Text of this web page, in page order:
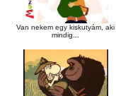
Van nekem egy kiskutyám, aki
mindig...